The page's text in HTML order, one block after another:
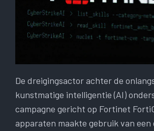
De dreigingsactor achter de
kunstmatige intelligentie (AI)
campagne gericht op Fortinet
apparaten maakte gebruik van een